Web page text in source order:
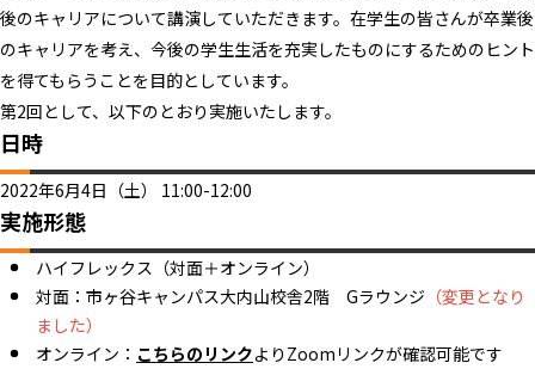
後のキャリアについて講演していただきます。在学生の皆さんが卒業後
のキャリアを考え、今後の学生生活を充実したものにするためのヒント
を得てもらうことを目的としています。
第2回として、以下のとおり実施いたします。
日時
2022年6月4日（土） 11:00-12:00
実施形態
ハイフレックス（対面＋オンライン）
対面：市ヶ谷キャンパス大内山校舎2階 Gラウンジ （変更となり
ました）
オンライン： こちらのリンクよりZoomリンクが確認可能です